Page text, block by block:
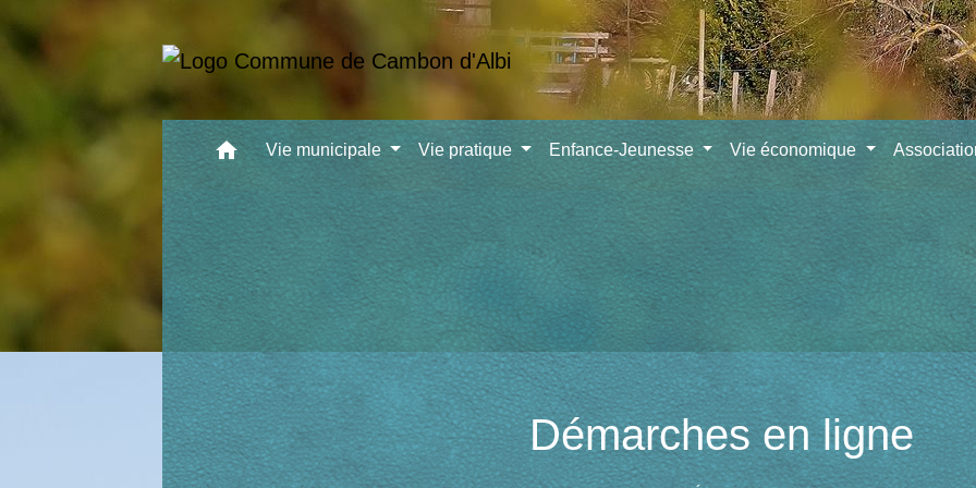
home Vie municipale Vie pratique Enfance-Jeunesse Vie économique
Démarches en ligne